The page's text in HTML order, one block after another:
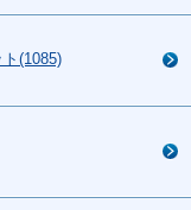
(1085)